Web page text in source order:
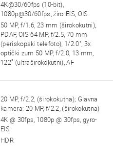
4K@30/60fps (10-bit),
1080p@30/60fps, žiro-EIS, OIS
50 MP, f/1.6, 23 mm (širokokutni),
PDAF, OIS 64 MP, f/2.5, 70 mm
(periskopski telefoto), 1/2.0", 3x
optički zum 50 MP, f/2.0, 13 mm,
122˚ (ultraširokokutni), AF
20 MP, f/2.2, (širokokutna); Glavna
kamera: 20 MP, f/2.2, (širokokutna)
4K @ 30fps, 1080p @ 30fps, gyro-
EIS
HDR